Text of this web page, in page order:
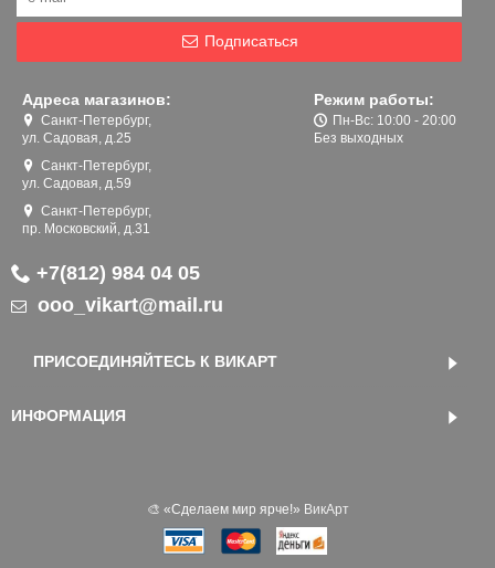
Подписаться
Адреса магазинов:
Санкт-Петербург,
ул. Садовая, д.25
Санкт-Петербург,
ул. Садовая, д.59
Санкт-Петербург,
пр. Московский, д.31
Режим работы:
Пн-Вс: 10:00 - 20:00
Без выходных
+7(812) 984 04 05
ooo_vikart@mail.ru
ПРИСОЕДИНЯЙТЕСЬ К ВИКАРТ
ИНФОРМАЦИЯ
🎨 «‎Сделаем мир ярче!» ВикАрт